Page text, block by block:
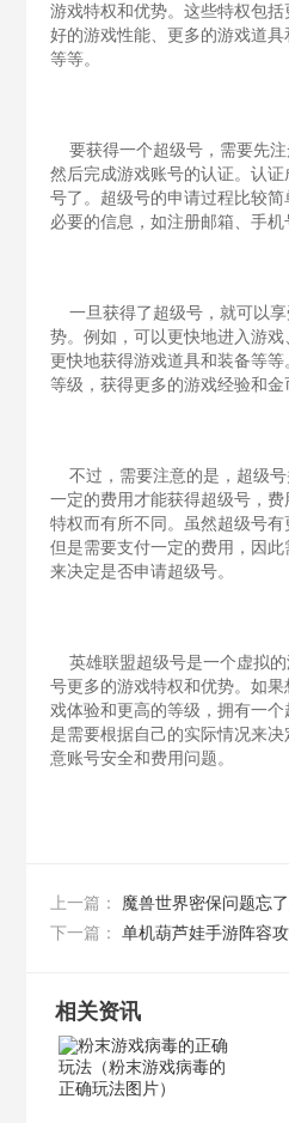
游戏特权和优势。这些特权包
好的游戏性能、更多的游戏道
等等。
要获得一个超级号，需要先注
然后完成游戏账号的认证。认
号了。超级号的申请过程比较
必要的信息，如注册邮箱、手机
一旦获得了超级号，就可以
势。例如，可以更快地进入游戏
更快地获得游戏道具和装备等
等级，获得更多的游戏经验和金
不过，需要注意的是，超级
一定的费用才能获得超级号，
特权而有所不同。虽然超级号有
但是需要支付一定的费用，因
来决定是否申请超级号。
英雄联盟超级号是一个虚拟的
号更多的游戏特权和优势。如
戏体验和更高的等级，拥有一
是需要根据自己的实际情况来
意账号安全和费用问题。
上一篇： 魔兽世界密保问题忘
下一篇： 单机葫芦娃手游阵容
相关资讯